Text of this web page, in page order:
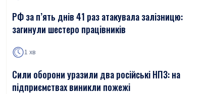
РФ за п’ять днів 41 раз атакувала залізницю:
загинули шестеро працівників
1 хв
Сили оборони уразили два російські НПЗ: на
підприємствах виникли пожежі